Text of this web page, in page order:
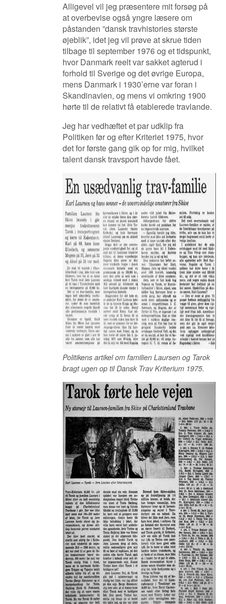
Alligevel vil jeg præsentere mit forsøg på
at overbevise også yngre læsere om
påstanden ”dansk travhistories største
øjeblik”, idet jeg vil prøve at skrue tiden
tilbage til september 1976 og et tidspunkt,
hvor Danmark reelt var sakket agterud i
forhold til Sverige og det øvrige Europa,
mens Danmark i 1930’erne var foran i
Skandinavien, og mens vi omkring 1900
hørte til de relativt få etablerede travlande.
Jeg har vedhæftet et par udklip fra
Politiken før og efter Kriteriet 1975, hvor
det for første gang gik op for mig, hvilket
talent dansk travsport havde fået.
Politikens artikel om familien Laursen og Tarok
bragt ugen op til Dansk Trav Kriterium 1975.